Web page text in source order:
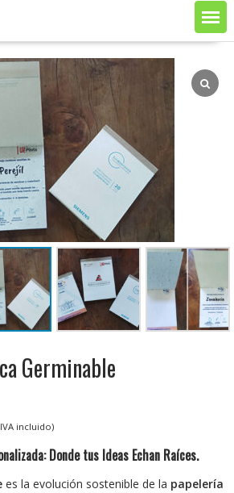
Germinable
IVA incluido)
Donde tus Ideas Echan Raíces.
es la evolución sostenible de la papelería